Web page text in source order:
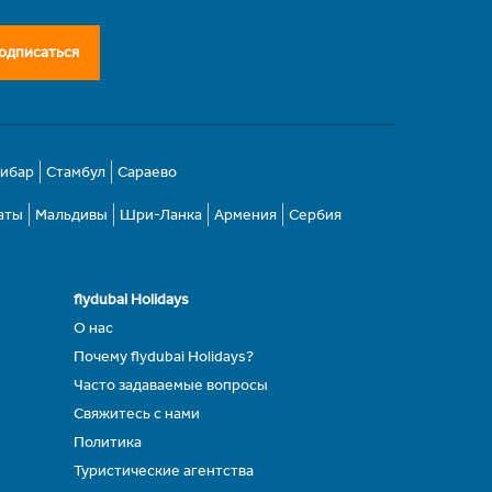
Стамбул Сараево
Мальдивы Шри-Ланка Армения Сербия
flydubai Holidays
О нас
Почему flydubai Holidays?
Часто задаваемые вопросы
Свяжитесь с нами
Политика
Туристические агентства